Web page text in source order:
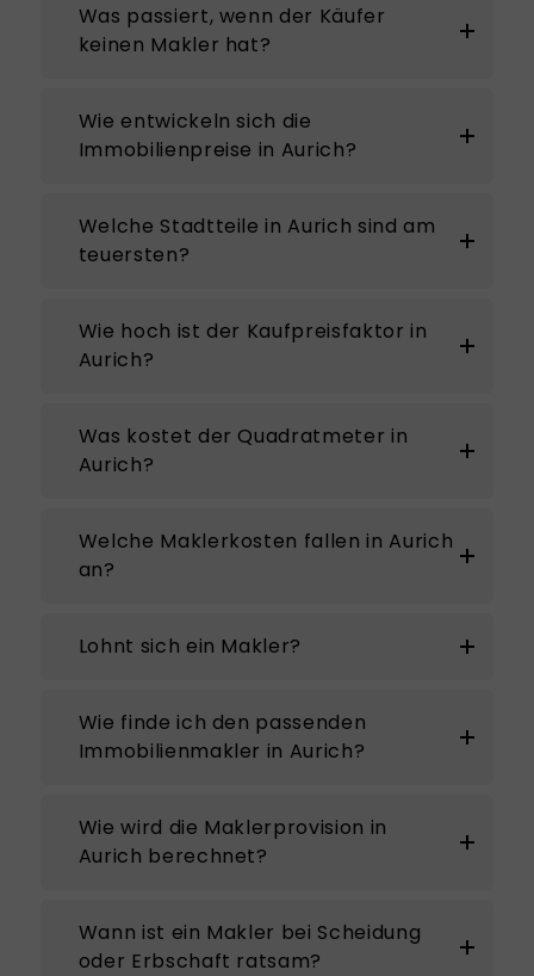
Was passiert, wenn der Käufer
keinen Makler hat?
Wie entwickeln sich die
Immobilienpreise in Aurich?
Welche Stadtteile in Aurich sind am
teuersten?
Wie hoch ist der Kaufpreisfaktor in
Aurich?
Was kostet der Quadratmeter in
Aurich?
Welche Maklerkosten fallen in Aurich
an?
Lohnt sich ein Makler?
Wie finde ich den passenden
Immobilienmakler in Aurich?
Wie wird die Maklerprovision in
Aurich berechnet?
Wann ist ein Makler bei Scheidung
oder Erbschaft ratsam?